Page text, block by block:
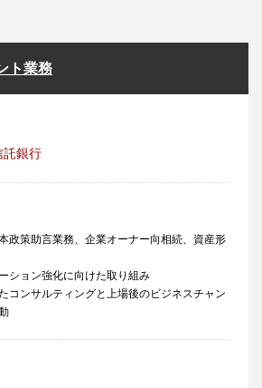
ト業務
託銀行
政策助言業務、企業オーナー向相続、資産形
ション強化に向けた取り組み
コンサルティングと上場後のビジネスチャン